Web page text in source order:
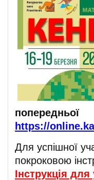
https://
Для успішної
покроковою
Інструкція